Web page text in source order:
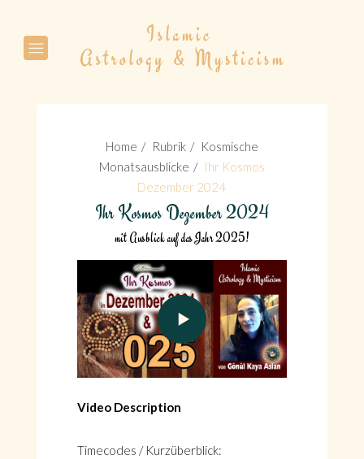
Home Rubrik
Kosmische
Monatsausblicke
Ihr Kosmos
Dezember 2024
Ihr Kosmos Dezember 2024
mit Ausblick auf das Jahr 2025!
Video Description
Timecodes / Kurzüberblick: